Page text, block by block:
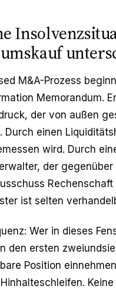
M&A-Prozess
Memorandum.
der von außen
Durch einen
wird. Durch
der gegenüber
Rechenschaft
ist selten
Wer in dieses
den ersten
Position
Keine